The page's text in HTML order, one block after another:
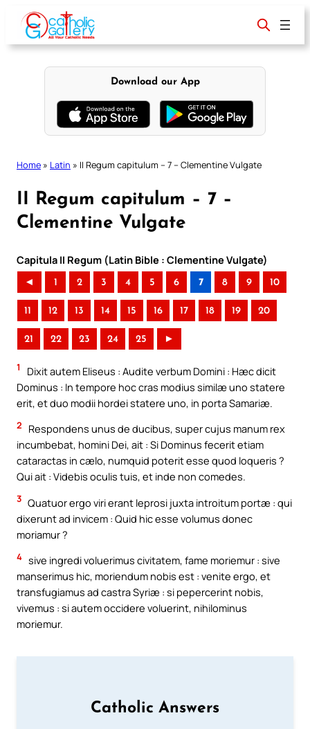
content
Download our App
Home » Latin » II Regum capitulum – 7 – Clementine Vulgate
II Regum capitulum – 7 –
Clementine Vulgate
Capitula II Regum (Latin Bible : Clementine Vulgate)
◄ 1 2 3 4 5 6 7 8 9 10
11 12 13 14 15 16 17 18 19 20
21 22 23 24 25 ►
1
Dixit autem Eliseus : Audite verbum Domini : Hæc dicit
Dominus : In tempore hoc cras modius similæ uno statere
erit, et duo modii hordei statere uno, in porta Samariæ.
2
Respondens unus de ducibus, super cujus manum rex
incumbebat, homini Dei, ait : Si Dominus fecerit etiam
cataractas in cælo, numquid poterit esse quod loqueris ?
Qui ait : Videbis oculis tuis, et inde non comedes.
3 Quatuor ergo viri erant leprosi juxta introitum portæ : qui
dixerunt ad invicem : Quid hic esse volumus donec
moriamur ?
4 sive ingredi voluerimus civitatem, fame moriemur : sive
manserimus hic, moriendum nobis est : venite ergo, et
transfugiamus ad castra Syriæ : si pepercerint nobis,
vivemus : si autem occidere voluerint, nihilominus
moriemur.
Catholic Answers